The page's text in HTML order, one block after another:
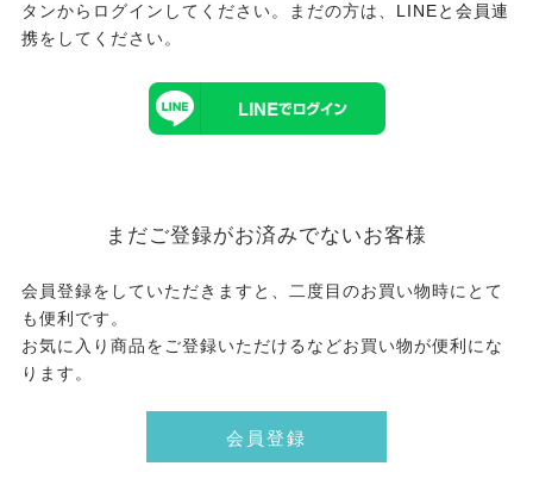
タンからログインしてください。まだの方は、 LINEと会員連
携をしてください。
まだご登録がお済みでないお客様
会員登録をしていただきますと、二度目のお買い物時にとて
も便利です。
お気に入り商品をご登録いただけるなどお買い物が便利にな
ります。
会員登録